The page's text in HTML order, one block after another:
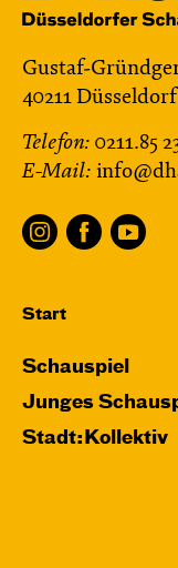
Gustaf-
40211 Düsseldorf
Telefon: 0211.85
E-Mail:
Start
Schauspiel
Junges
Stadt:Kollektiv